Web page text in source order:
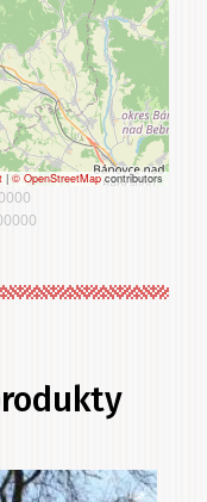
| © OpenStreetMapcontributors